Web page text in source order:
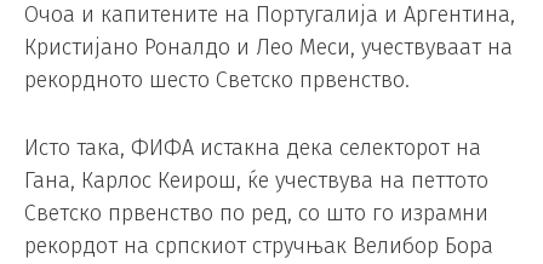
Очоа и капитените на Португалија и Аргентина,
Кристијано Роналдо и Лео Меси, учествуваат на
рекордното шесто Светско првенство.
Исто така, ФИФА истакна дека селекторот на
Гана, Карлос Кеирош, ќе учествува на петтото
Светско првенство по ред, со што го израмни
рекордот на српскиот стручњак Велибор Бора